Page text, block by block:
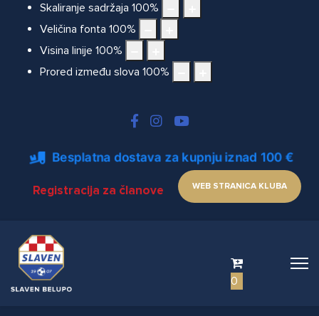
Skaliranje sadržaja 100%
Veličina fonta 100%
Visina linije 100%
Prored između slova 100%
Besplatna dostava za kupnju iznad 100 €
Registracija za članove WEB STRANICA KLUBA
0